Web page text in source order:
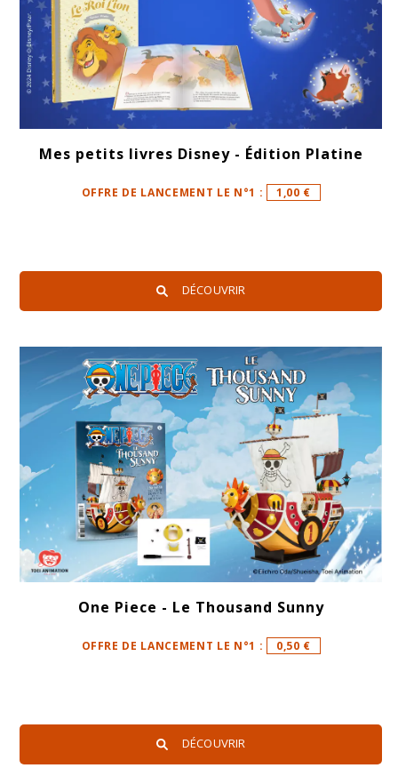
Mes petits livres Disney - Édition Platine
OFFRE DE LANCEMENT LE N°1 : 1,00 €
DÉCOUVRIR
One Piece - Le Thousand Sunny
OFFRE DE LANCEMENT LE N°1 : 0,50 €
DÉCOUVRIR